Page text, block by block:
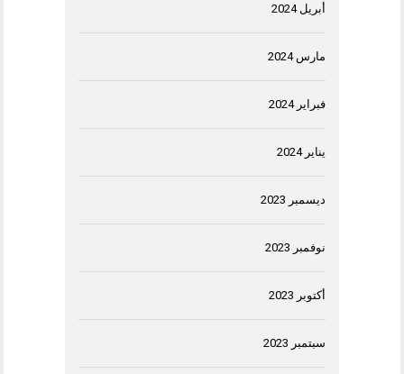
أبريل 2024
مارس 2024
فبراير 2024
يناير 2024
ديسمبر 2023
نوفمبر 2023
أكتوبر 2023
سبتمبر 2023